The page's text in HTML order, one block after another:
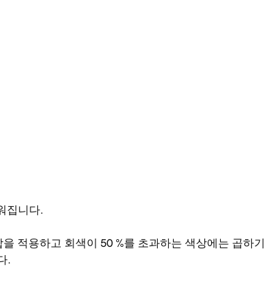
집니다.
적용하고 회색이 50 %를 초과하는 색상에는 곱하기
.